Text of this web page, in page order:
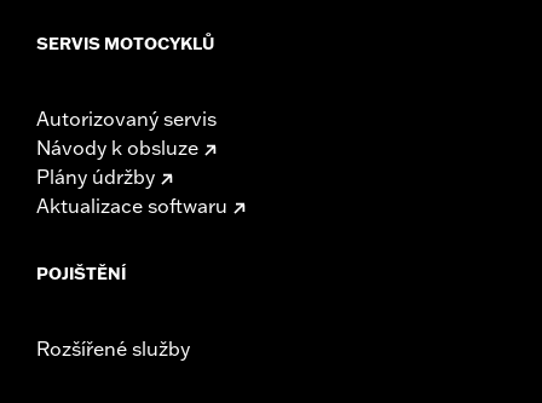
SERVIS MOTOCYKLŮ
Autorizovaný servis
Návody k obsluze
Plány údržby
Aktualizace softwaru
POJIŠTĚNÍ
Rozšířené služby